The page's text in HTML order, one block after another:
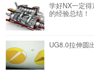
学好NX一定
的经验总结！
UG8.0拉伸圆